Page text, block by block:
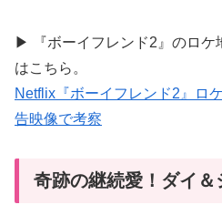
▶ 『ボーイフレンド2』のロケ
はこちら。
Netflix『ボーイフレンド2』ロ
告映像で考察
奇跡の継続愛！ダイ＆